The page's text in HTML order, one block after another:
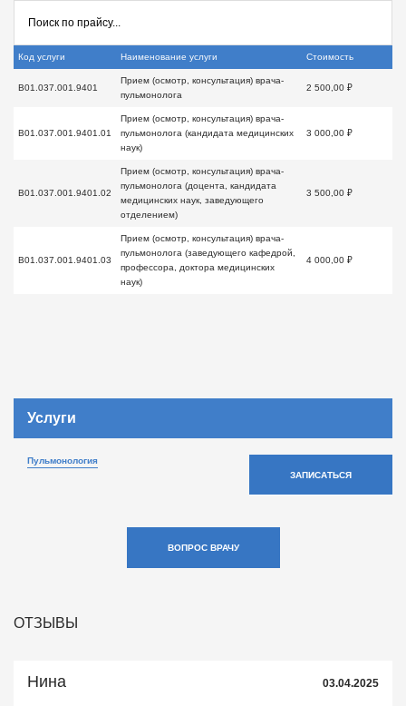
Код услуги Наименование услуги Стоимость
B01.037.001.9401
Прием (осмотр, консультация) врача-
пульмонолога
2 500,00 ₽
B01.037.001.9401.01
Прием (осмотр, консультация) врача-
пульмонолога (кандидата медицинских
наук)
3 000,00 ₽
B01.037.001.9401.02
Прием (осмотр, консультация) врача-
пульмонолога (доцента, кандидата
медицинских наук, заведующего
отделением)
3 500,00 ₽
B01.037.001.9401.03
Прием (осмотр, консультация) врача-
пульмонолога (заведующего кафедрой,
профессора, доктора медицинских
наук)
4 000,00 ₽
Услуги
Пульмонология
ЗАПИСАТЬСЯ
ВОПРОС ВРАЧУ
ОТЗЫВЫ
Нина 03.04.2025